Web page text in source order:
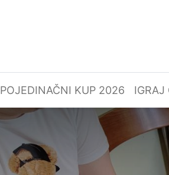
POJEDINAČNI KUP 2026 IGRAJ